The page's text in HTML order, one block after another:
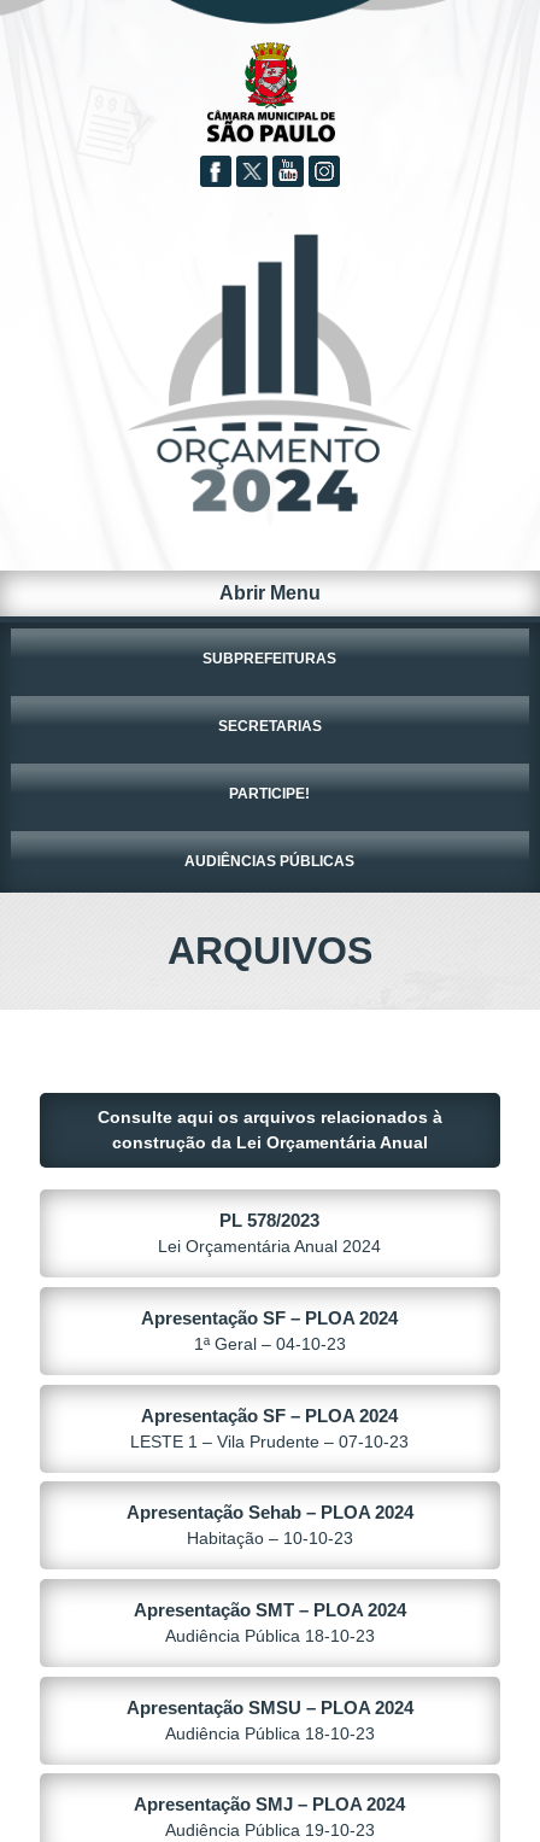
Abrir Menu
SUBPREFEITURAS
SECRETARIAS
PARTICIPE!
AUDIÊNCIAS PÚBLICAS
ARQUIVOS
Consulte aqui os arquivos relacionados à
construção da Lei Orçamentária Anual
PL 578/2023
Lei Orçamentária Anual 2024
Apresentação SF – PLOA 2024
1ª Geral – 04-10-23
Apresentação SF – PLOA 2024
LESTE 1 – Vila Prudente – 07-10-23
Apresentação Sehab – PLOA 2024
Habitação – 10-10-23
Apresentação SMT – PLOA 2024
Audiência Pública 18-10-23
Apresentação SMSU – PLOA 2024
Audiência Pública 18-10-23
Apresentação SMJ – PLOA 2024
Audiência Pública 19-10-23